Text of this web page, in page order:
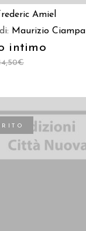
Amiel
Maurizio Ciampa
intimo
€